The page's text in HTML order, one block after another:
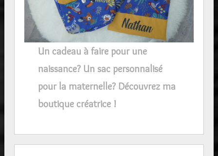
Un cadeau à faire pour une
naissance? Un sac personnalisé
pour la maternelle? Découvrez ma
boutique créatrice !